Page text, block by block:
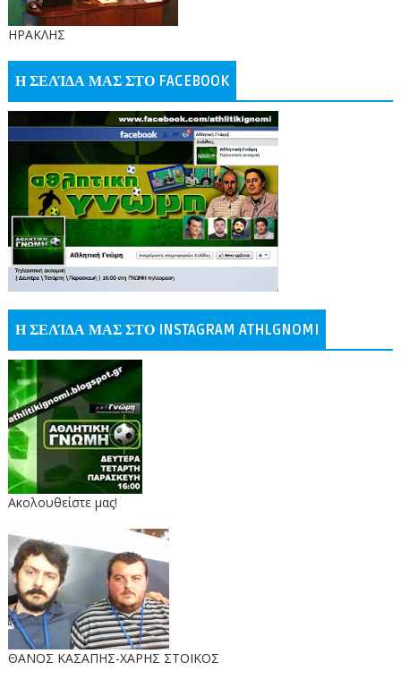
ΗΡΑΚΛΗΣ
Η ΣΕΛΊΔΑ ΜΑΣ ΣΤΟ FACEBOOK
Η ΣΕΛΊΔΑ ΜΑΣ ΣΤΟ INSTAGRAM ATHLGNOMI
Ακολουθείστε μας!
ΘΑΝΟΣ ΚΑΣΑΠΗΣ-ΧΑΡΗΣ ΣΤΟΙΚΟΣ